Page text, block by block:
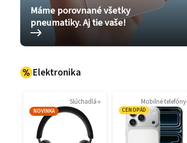
Máme porovnané všetky
pneumatiky. Aj tie vaše!
Elektronika
Slúchadlá
NOVINKA
Mobilné telefóny
CENOPÁD